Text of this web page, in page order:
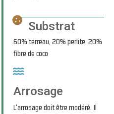
Substrat
60% terreau, 20% perlite, 20%
fibre de coco
Arrosage
L'arrosage doit être modéré. Il